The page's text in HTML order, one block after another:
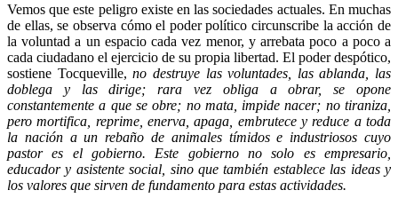
Vemos que este peligro existe en las sociedades actuales. En muchas
de ellas, se observa cómo el poder político circunscribe la acción de
la voluntad a un espacio cada vez menor, y arrebata poco a poco a
cada ciudadano el ejercicio de su propia libertad. El poder despótico,
sostiene Tocqueville,no destruye las voluntades, las ablanda, las
doblega y las dirige; rara vez obliga a obrar, se opone
constantemente a que se obre; no mata, impide nacer; no tiraniza,
pero mortifica, reprime, enerva, apaga, embrutece y reduce a toda
la nación a un rebaño de animales tímidos e industriosos cuyo
pastor es el gobierno. Este gobierno no solo es empresario,
educador y asistente social, sino que también establece las ideas y
los valores que sirven de fundamento para estas actividades.